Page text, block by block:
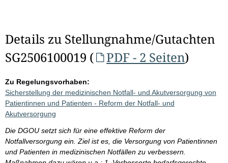
Details zu Stellungnahme/Gutachten
SG2506100019 (
PDF - 2 Seiten)
Zu Regelungsvorhaben:
Sicherstellung der medizinischen Notfall- und Akutversorgung von
Patientinnen und Patienten - Reform der Notfall- und
Akutversorgung
Die DGOU setzt sich für eine effektive Reform der
Notfallversorgung ein. Ziel ist es, die Versorgung von Patientinnen
und Patienten in medizinischen Notfällen zu verbessern.